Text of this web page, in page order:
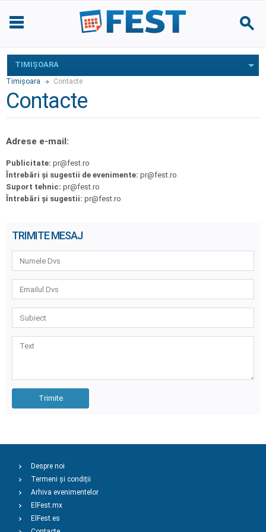
TIMIŞOARA
Timişoara Contacte
Contacte
Adrese e-mail:
Publicitate: pr@fest.ro
Întrebări și sugestii de evenimente: pr@fest.ro
Suport tehnic: pr@fest.ro
Întrebări și sugestii: pr@fest.ro
TRIMITE MESAJ
Trimite
Despre noi
Termeni și condiții
Arhiva evenimentelor
ElFest.mx
ElFest.es